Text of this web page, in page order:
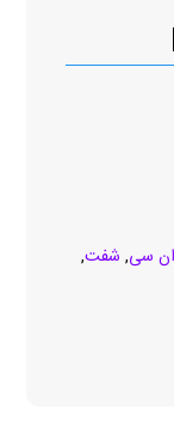
سی, شفت,